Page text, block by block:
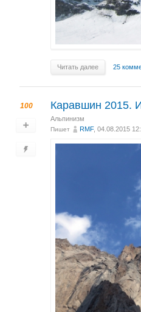
Читать далее 25
100 Каравшин 2015.
Альпинизм
Пишет RMF, 04.08.2015